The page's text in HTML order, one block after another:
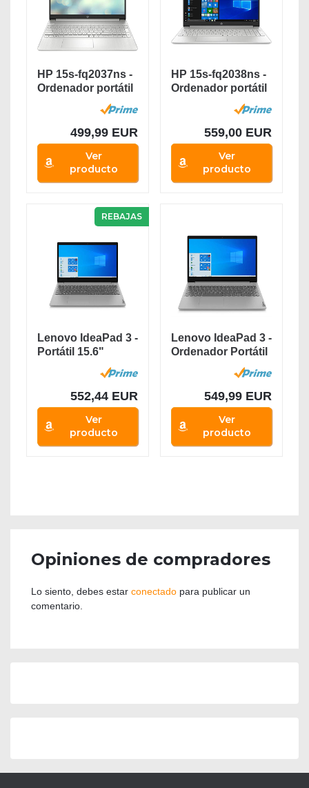
HP 15s-fq2037ns -
Ordenador portátil
499,99 EUR
Ver
producto
HP 15s-fq2038ns -
Ordenador portátil
559,00 EUR
Ver
producto
REBAJAS
Lenovo IdeaPad 3 -
Portátil 15.6"
FullHD (Intel...
552,44 EUR
Ver
producto
Lenovo IdeaPad 3 -
Ordenador Portátil
549,99 EUR
Ver
producto
Opiniones de compradores
Lo siento, debes estar conectado para publicar un
comentario.